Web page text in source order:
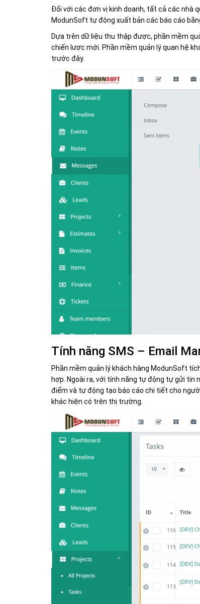
Đối với các đơn vị kinh doanh, tất cả các nhà
ModunSoft tự động xuất bản các báo cáo
Dựa trên dữ liệu thu thập được, phần mềm
chiến lược mới. Phần mềm quản lý quan hệ
trước đây.
Tính năng SMS – Email
Phần mềm quản lý khách hàng ModunSoft
hợp. Ngoài ra, với tính năng tự động tự gửi
điểm và tự động tạo báo cáo chi tiết cho
khác hiện có trên thị trường.